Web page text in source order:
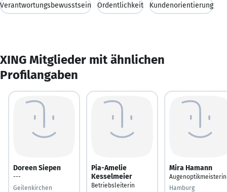
Verantwortungsbewusstsein Ordentlichkeit Kundenorientierung
XING Mitglieder mit ähnlichen
Profilangaben
Doreen Siepen
---
Geilenkirchen
Pia-Amelie
Kesselmeier
Betriebsleiterin
Mira Hamann
Augenoptikmeisterin
Hamburg